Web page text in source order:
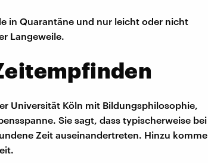
in Quarantäne und nur leicht oder nicht
Langeweile.
Universität Köln mit Bildungsphilosophie,
Sie sagt, dass typischerweise bei
Zeit auseinandertreten. Hinzu komme